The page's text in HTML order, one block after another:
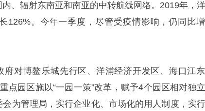
、辐射东南亚和南亚的中转航线网络。2019年，
126%。今年一季度，尽管受疫情影响，仍同比
府对博鳌乐城先行区、洋浦经济开发区、海口江
点园区施以“一园一策”改革，赋予4个园区相对独
为管理局，实行企业化、市场化的用人制度，实